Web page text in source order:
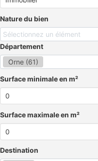
Nature du bien
Sélectionnez un élément
Département
Orne (61)
Surface minimale en m²
Surface maximale en m²
Destination